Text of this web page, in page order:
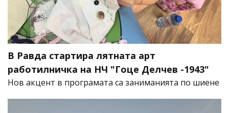
В Равда стартира лятната арт
работилничка на НЧ "Гоце Делчев -1943"
Нов акцент в програмата са заниманията по шиене